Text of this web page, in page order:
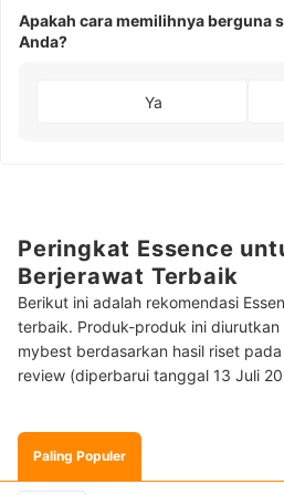
Apakah cara memilihnya berguna
Anda?
Ya
Peringkat Essence
Berjerawat Terbaik
Berikut ini adalah rekomendasi
terbaik. Produk-produk ini diurutkan
mybest berdasarkan hasil riset
review (diperbarui tanggal 13 Juli
Paling Populer